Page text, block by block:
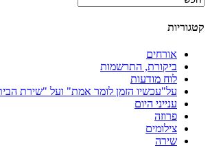
קטגוריות
אורחים
ביקורת, התרשמות
לוח מודעות
על"עכשיו הזמן לומר אמת" ועל "שירת
ענייני היום
פרוזה
צילומים
שירה